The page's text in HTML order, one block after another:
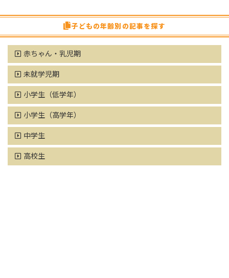
子どもの年齢別の記事を探す
赤ちゃん・乳児期
未就学児期
小学生（低学年）
小学生（高学年）
中学生
高校生